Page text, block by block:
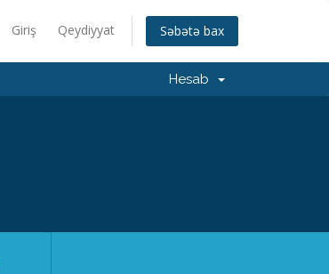
Giriş Qeydiyyat Səbətə bax
Hesab